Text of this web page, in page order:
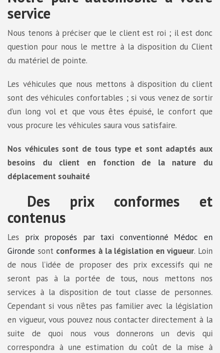
service
Nous tenons à préciser que le client est roi ; il est donc
question pour nous le mettre à la disposition du Client
du matériel de pointe.
Les véhicules que nous mettons à disposition du client
sont des véhicules confortables ; si vous venez de sortir
d’un long vol et que vous êtes épuisé, le confort que
vous procure les véhicules saura vous satisfaire.
Nos véhicules sont de tous type et sont adaptés aux
besoins du client en fonction de la nature du
déplacement souhaité
Des prix conformes et
contenus
Les prix proposés par taxi conventionné Médoc en
Gironde sontconformes à la législation en vigueur. Loin
de nous l’idée de proposer des prix excessifs qui ne
seront pas à la portée de tous, nous mettons nos
services à la disposition de tout classe de personnes.
Cependant si vous n’êtes pas familier avec la législation
en vigueur, vous pouvez nous contacter directement à la
suite de quoi nous vous donnerons un devis qui
correspondra à une estimation du coût de la mise à